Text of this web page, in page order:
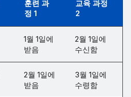
훈련 과
정 1
교육 과정
2
1월 1일에
받음
2월 1일에
수신함
2월 1일에
받음
3월 1일에
수령함